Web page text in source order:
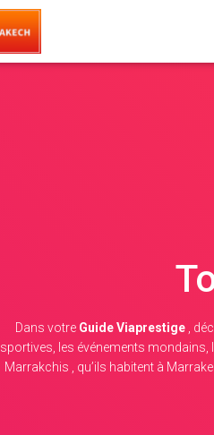
Dans votre Guide Viaprestige ,
sportives, les événements mondains,
Marrakchis , qu’ils habitent à